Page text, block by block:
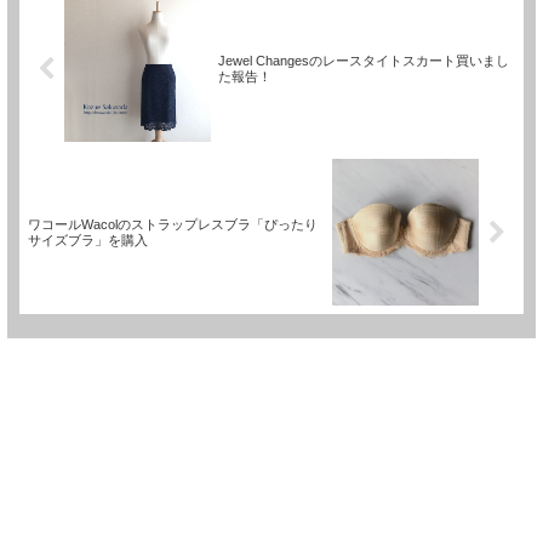
Jewel Changesのレースタイトスカート買いまし
た報告！
ワコールWacolのストラップレスブラ「ぴったり
サイズブラ」を購入